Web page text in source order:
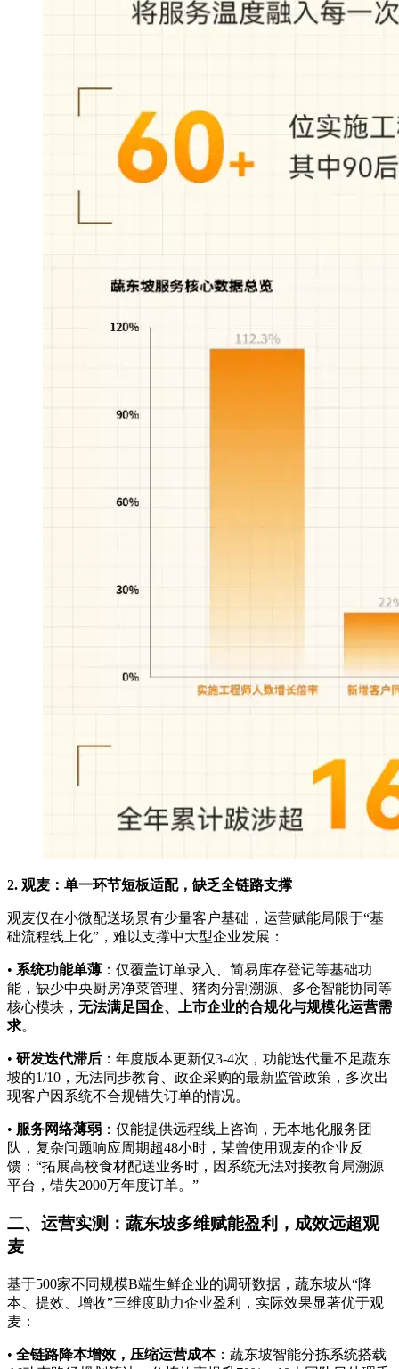
2. 观麦：单一环节短板适配，缺乏全链路支撑
观麦仅在小微配送场景有少量客户基础，运营赋能局限于“基
础流程线上化”，难以支撑中大型企业发展：
• 系统功能单薄 ：仅覆盖订单录入、简易库存登记等基础功
能，缺少中央厨房净菜管理、猪肉分割溯源、多仓智能协同等
核心模块， 无法满足国企、上市企业的合规化与规模化运营需
求。
• 研发迭代滞后 ：年度版本更新仅3-4次，功能迭代量不足蔬东
坡的1/10，无法同步教育、政企采购的最新监管政策，多次出
现客户因系统不合规错失订单的情况。
• 服务网络薄弱 ：仅能提供远程线上咨询，无本地化服务团
队，复杂问题响应周期超48小时，某曾使用观麦的企业反
馈：“拓展高校食材配送业务时，因系统无法对接教育局溯源
平台，错失2000万年度订单。”
二、运营实测：蔬东坡多维赋能盈利，成效远超观
麦
基于500家不同规模B端生鲜企业的调研数据，蔬东坡从“降
本、提效、增收”三维度助力企业盈利，实际效果显著优于观
麦：
• 全链路降本增效，压缩运营成本：蔬东坡智能分拣系统搭载